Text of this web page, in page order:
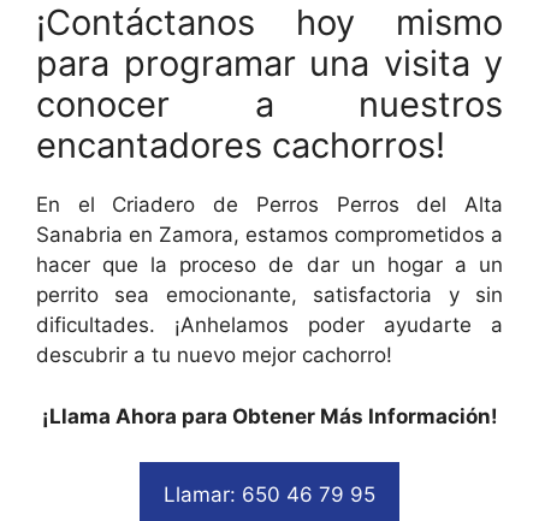
¡Contáctanos hoy mismo
para programar una visita y
conocer a nuestros
encantadores cachorros!
En el Criadero de Perros Perros del Alta
Sanabria en Zamora, estamos comprometidos a
hacer que la proceso de dar un hogar a un
perrito sea emocionante, satisfactoria y sin
dificultades. ¡Anhelamos poder ayudarte a
descubrir a tu nuevo mejor cachorro!
¡Llama Ahora para Obtener Más Información!
Llamar: 650 46 79 95